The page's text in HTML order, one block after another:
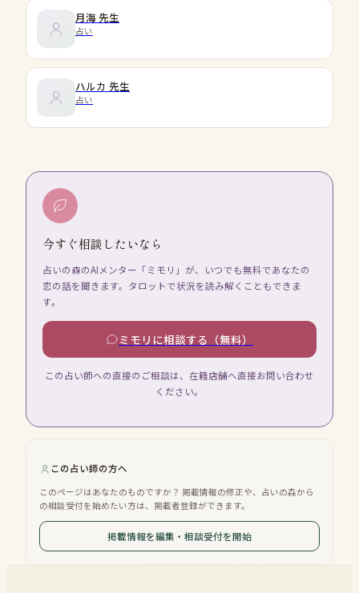
月海 先生
占い
ハルカ 先生
占い
今すぐ相談したいなら
占いの森のAIメンター「ミモリ」が、いつでも無料であなたの
恋の話を聞きます。タロットで状況を読み解くこともできま
す。
ミモリに相談する（無料）
この占い師への直接のご相談は、在籍店舗へ直接お問い合わせ
ください。
この占い師の方へ
このページはあなたのものですか？ 掲載情報の修正や、占いの森から
の相談受付を始めたい方は、掲載者登録ができます。
掲載情報を編集・相談受付を開始